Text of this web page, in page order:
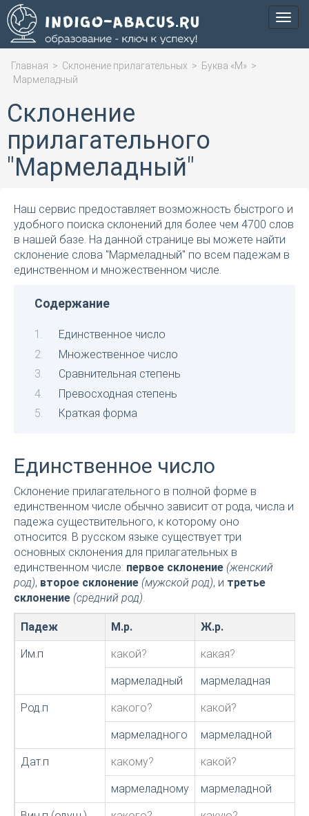
Меню
Главная > Склонение прилагательных > Буква «М» >
Мармеладный
Склонение
прилагательного
"Мармеладный"
Наш сервис предоставляет возможность быстрого и
удобного поиска склонений для более чем 4700 слов
в нашей базе. На данной странице вы можете найти
склонение слова "Мармеладный" по всем падежам в
единственном и множественном числе.
Содержание
Единственное число
Множественное число
Сравнительная степень
Превосходная степень
Краткая форма
Единственное число
Склонение прилагательного в полной форме в
единственном числе обычно зависит от рода, числа и
падежа существительного, к которому оно
относится. В русском языке существует три
основных склонения для прилагательных в
единственном числе: первое склонение (женский
род), второе склонение (мужской род), и третье
склонение (средний род).
Падеж М.р. Ж.р.
Им.п какой? какая?
мармеладный мармеладная
Род.п какого? какой?
мармеладного мармеладной
Дат.п какому? какой?
мармеладному мармеладной